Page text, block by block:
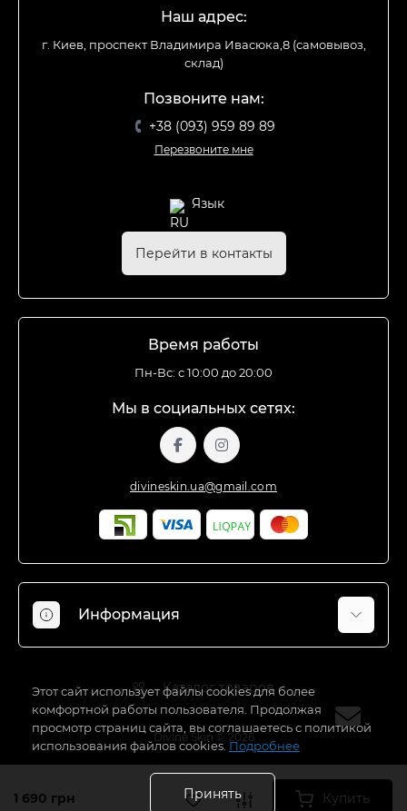
1 690 грн Купить
Наш адрес:
г. Киев, проспект Владимира Ивасюка,8 (самовывоз,
склад)
Позвоните нам:
+38 (093) 959 89 89
Перезвоните мне
Язык
Перейти в контакты
Время работы
Пн-Вс: с 10:00 до 20:00
Мы в социальных сетях:
divineskin.ua@gmail.com
Информация
Доставка
О магазине
Оплата
Договор оферты
Блог — интересные статьи
Каталог товаров
Divine Skin © 2026
Этот сайт использует файлы cookies для более
комфортной работы пользователя. Продолжая
просмотр страниц сайта, вы соглашаетесь с политикой
использования файлов cookies. Подробнее
Принять